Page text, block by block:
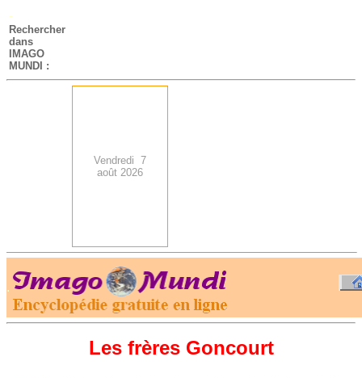
-
Rechercher
dans
IMAGO
MUNDI :
Vendredi 7
août 2026
.
Les frères Goncourt